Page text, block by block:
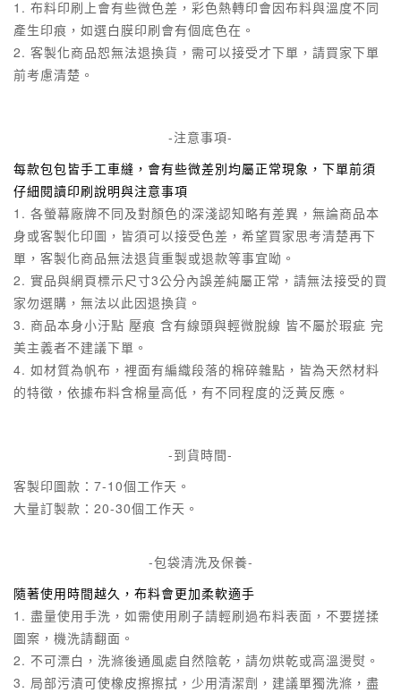
1. 布料印刷上會有些微色差，彩色熱轉印會因布料與溫度不同
產生印痕， 如選白膜印刷會有個底色在。
2. 客製化商品恕無法退換貨 ，需可以接受才下單， 請買家下單
前考慮清楚。
-注意事項-
每款包包皆手工車縫，會有些微差別均屬正常現象，下單前須
仔細閱讀印刷說明與注意事項
1. 各螢幕廠牌不同及對顏色的深淺認知略有差異，無論商品本
身或客製化印圖，皆須可以接受色差， 希望買家思考清楚再下
單，客製化商品無法退貨重製或退款等事宜呦。
2. 實品與網頁標示尺寸3公分內誤差純屬正常，請無法接受的買
家勿選購，無法以此因退換貨。
3. 商品本身小汙點 壓痕 含有線頭與輕微脫線 皆不屬於瑕疵 完
美主義者不建議下單。
4. 如材質為帆布，裡面有編織段落的棉碎雜點，皆為天然材料
的特徵，依據布料含棉量高低，有不同程度的泛黃反應。
-到貨時間-
客製印圖款：7-10個工作天。
大量訂製款：20-30個工作天。
-包袋清洗及保養-
隨著使用時間越久，布料會更加柔軟適手
1. 盡量使用手洗，如需使用刷子請輕刷過布料表面，不要搓揉
圖案，機洗請翻面。
2. 不可漂白，洗滌後通風處自然陰乾，請勿烘乾或高溫燙熨。
3. 局部污漬可使橡皮擦擦拭，少用清潔劑，建議單獨洗滌，盡